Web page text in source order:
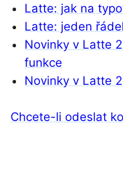
Latte: jak na
Latte: jeden
Novinky v Latte
funkce
Novinky v Latte
Chcete-li odeslat